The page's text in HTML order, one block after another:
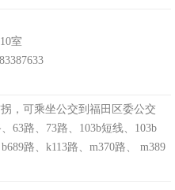
室
，可乘坐公交到福田区委公交
63路、73路、103b短线、103b
路、k113路、m370路、 m389